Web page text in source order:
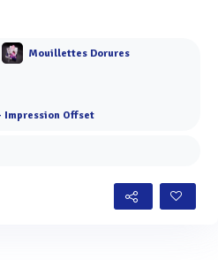
Mouillettes Dorures
Offset